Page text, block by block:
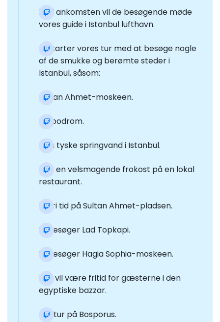
Ved ankomsten vil de besøgende møde
vores guide i Istanbul lufthavn.
Vi starter vores tur med at besøge nogle
af de smukke og berømte steder i
Istanbul, såsom:
Sultan Ahmet-moskeen.
Hippodrom.
Den tyske springvand i Istanbul.
Spis en velsmagende frokost på en lokal
restaurant.
Til fri tid på Sultan Ahmet-pladsen.
Vi besøger Lad Topkapi.
Vi besøger Hagia Sophia-moskeen.
Der vil være fritid for gæsterne i den
egyptiske bazzar.
Bådtur på Bosporus.